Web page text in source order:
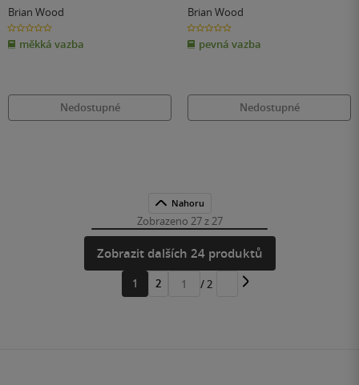
Brian Wood
0.0
z
5
hvězdiček
měkká vazba
Nedostupné
Cover
Brian Wood
0.0
z
5
hvězdiček
pevná vazba
Nedostupné
Nahoru
Zobrazeno 27 z 27
Zobrazit dalších 24 produktů
1 2
Přejít
/ 2